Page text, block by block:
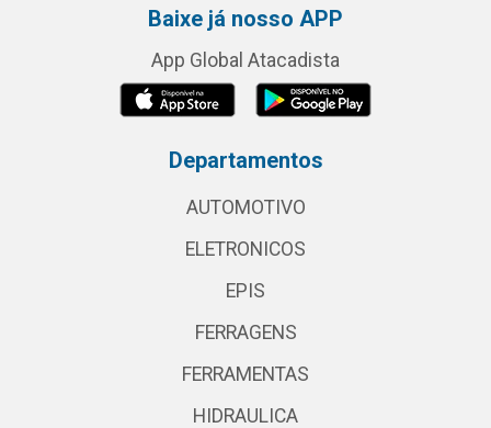
Baixe já nosso APP
App Global Atacadista
Departamentos
AUTOMOTIVO
ELETRONICOS
EPIS
FERRAGENS
FERRAMENTAS
HIDRAULICA